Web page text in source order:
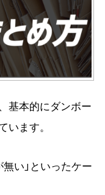
基本的にダンボー
ます。
い」といったケー